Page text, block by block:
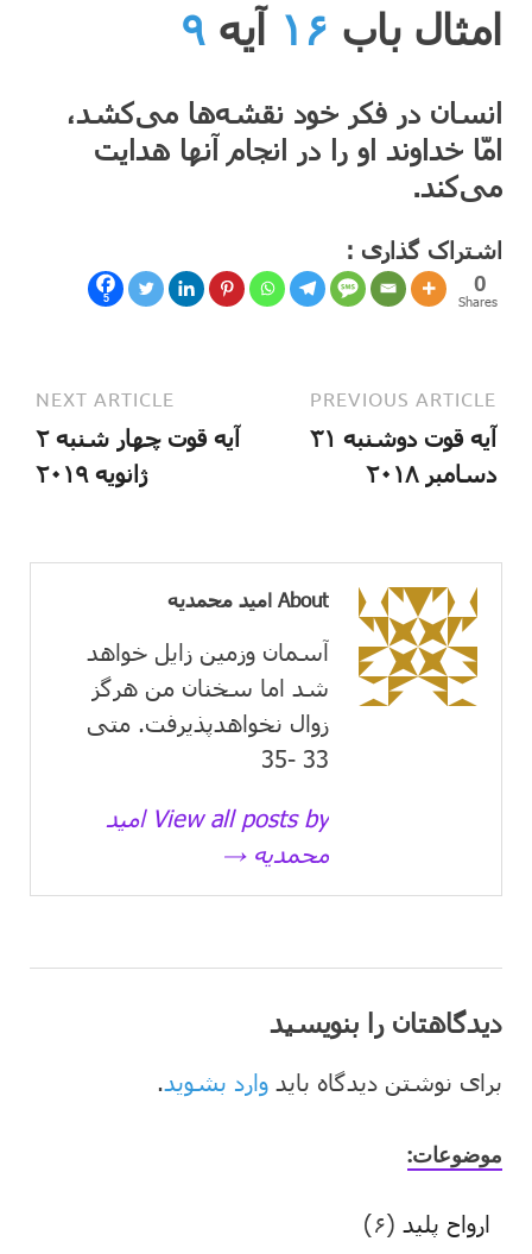
امثال باب ۱۶ آیه ۹
انسان در فکر خود نقشه‌ها می‌کشد،
امّا خداوند او را در انجام آنها هدایت
می‌کند.
اشتراک گذاری :
5
0
Shares
PREVIOUS ARTICLE
آیه قوت دوشنبه ۳۱
دسامبر ۲۰۱۸
NEXT ARTICLE
آیه قوت چهار شنبه ۲
ژانویه ۲۰۱۹
About امید محمدیه
آسمان وزمین زايل خواهد
شد اما سخنان من هرگز
زوال نخواهدپذیرفت. متی
33 -35
View all posts by امید
محمدیه →
دیدگاهتان را بنویسید
برای نوشتن دیدگاه باید وارد بشوید.
موضوعات:
ارواح پلید (۶)